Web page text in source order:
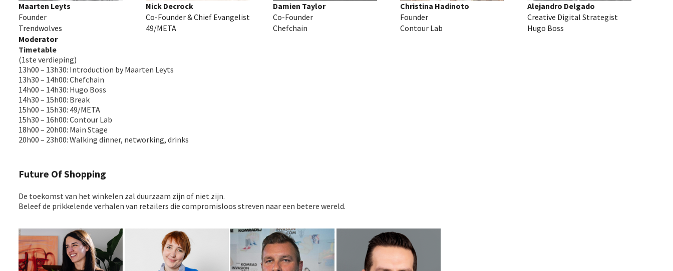
Maarten Leyts
Founder
Trendwolves
Moderator
Nick Decrock
Co-Founder & Chief Evangelist
49/META
Damien Taylor
Co-Founder
Chefchain
Christina Hadinoto
Founder
Contour Lab
Alejandro Delgado
Creative Digital Strategist
Hugo Boss
Timetable
(1ste verdieping)
13h00 – 13h30: Introduction by Maarten Leyts
13h30 – 14h00: Chefchain
14h00 – 14h30: Hugo Boss
14h30 – 15h00: Break
15h00 – 15h30: 49/META
15h30 – 16h00: Contour Lab
18h00 – 20h00: Main Stage
20h00 – 23h00: Walking dinner, networking, drinks
Future Of Shopping
De toekomst van het winkelen zal duurzaam zijn of niet zijn.
Beleef de prikkelende verhalen van retailers die compromisloos streven naar een betere wereld.